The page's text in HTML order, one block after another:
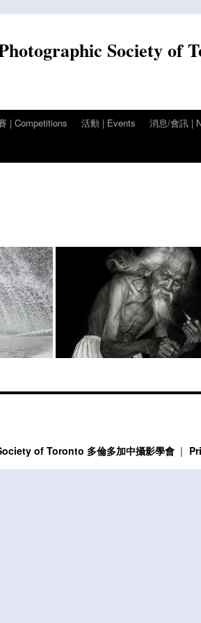
Society of
| Competitions 活動 | Events 消息/會訊 |
of Toronto 多倫多加中攝影學會